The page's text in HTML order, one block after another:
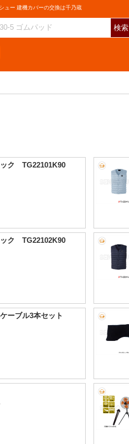
ュー 建機カバーの交換は千乃蔵
検索
ク TG22101K90
ク TG22102K90
ーブル3本セット